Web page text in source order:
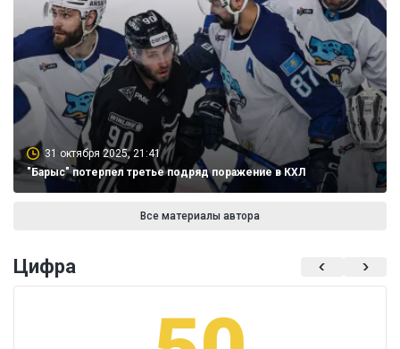
31 октября 2025, 21:41
"Барыс" потерпел третье подряд поражение в КХЛ
Все материалы автора
Цифра